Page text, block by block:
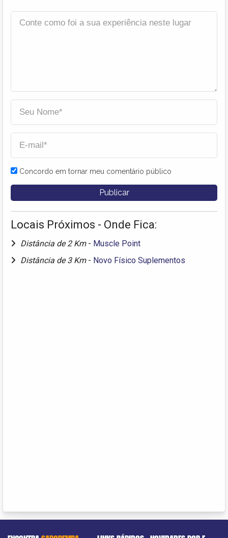
Concordo em tornar meu comentário público
Locais Próximos - Onde Fica:
Distância de 2 Km - Muscle Point
Distância de 3 Km - Novo Físico Suplementos